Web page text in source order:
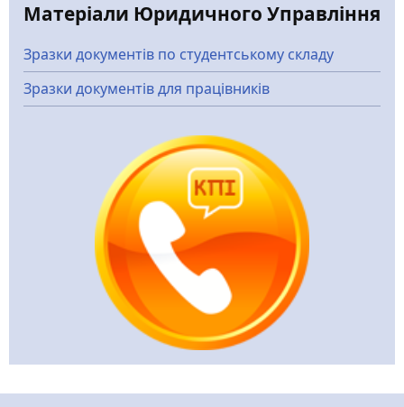
Матеріали Юридичного Управління
Зразки документів по студентському складу
Зразки документів для працівників